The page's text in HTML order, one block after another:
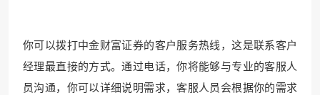
你可以拨打中金财富证券的客户服务热线，这是联系客户
经理最直接的方式。通过电话，你将能够与专业的客服人
员沟通，你可以详细说明需求，客服人员会根据你的需求